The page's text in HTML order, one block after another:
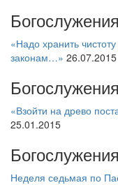
Богослужения
«Надо хранить
законам…» 26.07.2015
Богослужения
«Взойти на древо
25.01.2015
Богослужения
Неделя седьмая по